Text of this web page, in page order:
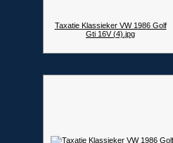
Taxatie Klassieker VW 1986 Golf
Gti 16V (4).jpg